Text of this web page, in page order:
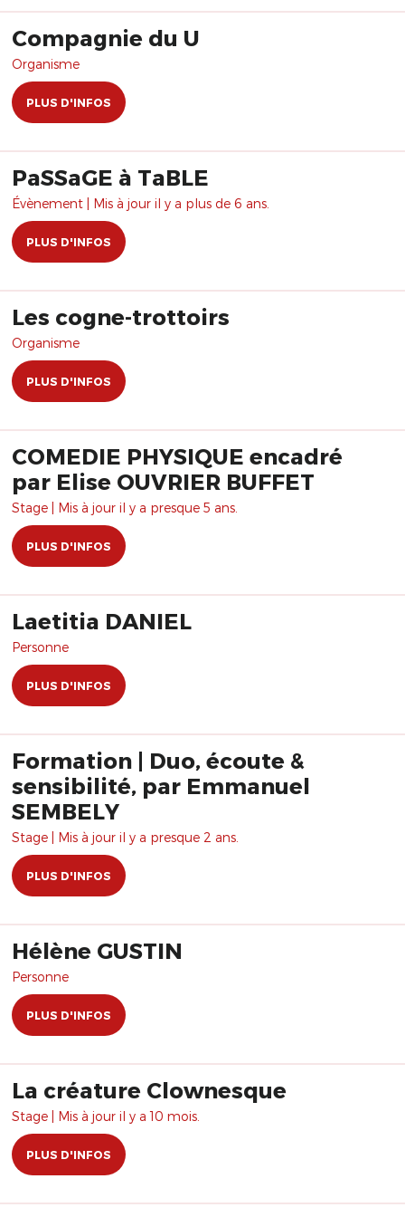
Compagnie du U
Organisme
PLUS D'INFOS
PaSSaGE à TaBLE
Évènement | Mis à jour il y a plus de 6 ans.
PLUS D'INFOS
Les cogne-trottoirs
Organisme
PLUS D'INFOS
COMEDIE PHYSIQUE encadré
par Elise OUVRIER BUFFET
Stage | Mis à jour il y a presque 5 ans.
PLUS D'INFOS
Laetitia DANIEL
Personne
PLUS D'INFOS
Formation | Duo, écoute &
sensibilité, par Emmanuel
SEMBELY
Stage | Mis à jour il y a presque 2 ans.
PLUS D'INFOS
Hélène GUSTIN
Personne
PLUS D'INFOS
La créature Clownesque
Stage | Mis à jour il y a 10 mois.
PLUS D'INFOS